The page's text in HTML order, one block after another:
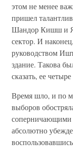
этом не менее
пришел
Шандор Кишш и
сектор. И
руководством
здание. Такова
сказать, ее
Время шло, и по
выборов
соперничающими
абсолютно